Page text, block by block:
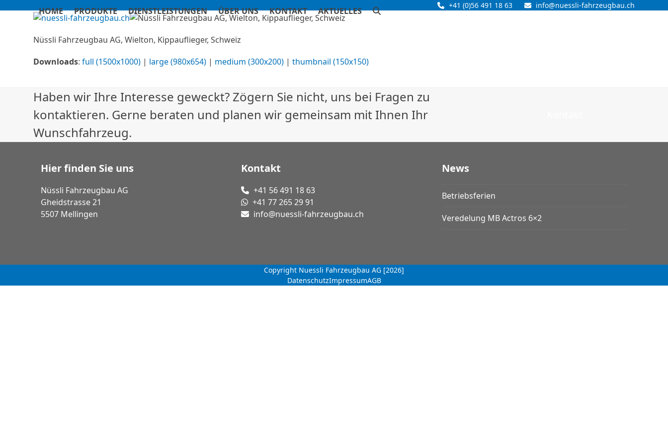
+41 (0)56 491 18 63 info@nuessli-fahrzeugbau.ch
HOME PRODUKTE DIENSTLEISTUNGEN ÜBER UNS KONTAKT AKTUELLES
Nüssli Fahrzeugbau AG, Wielton, Kippauflieger, Schweiz
Downloads:full (1500x1000) | large (980x654) | medium (300x200) |thumbnail (150x150)
Haben wir Ihre Interesse geweckt? Zögern Sie nicht, uns bei Fragen zu
kontaktieren. Gerne beraten und planen wir gemeinsam mit Ihnen Ihr
Wunschfahrzeug.
Hier finden Sie uns
Nüssli Fahrzeugbau AG
Gheidstrasse 21
5507 Mellingen
Kontakt
+41 56 491 18 63
+41 77 265 29 91
info@nuessli-fahrzeugbau.ch
News
Betriebsferien
Veredelung MB Actros 6×2
Copyright Nuessli Fahrzeugbau AG [2026]
DatenschutzImpressumAGB